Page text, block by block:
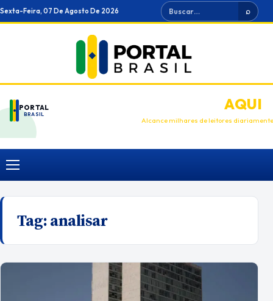
Ir
para
Sexta-Feira, 07 De Agosto De 2026 Buscar ⌕
PORTAL
BRASIL
ANUNCIEAQUI
Alcance milhares de leitores diariamente
Menu
Tag:analisar